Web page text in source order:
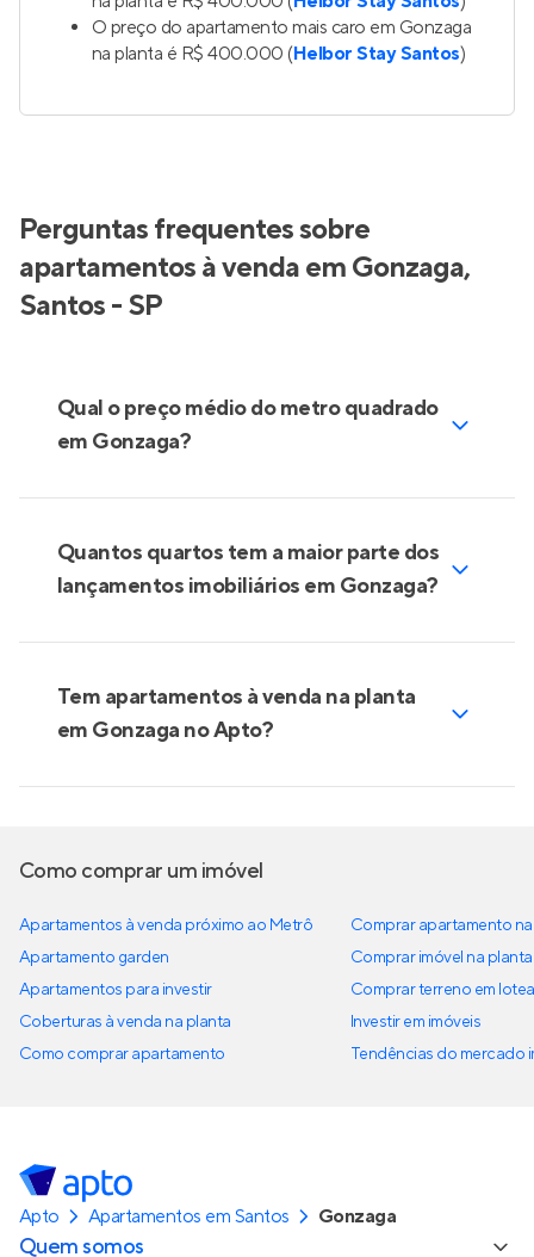
O preço do apartamento mais caro em Gonzaga
na planta é R$ 400.000 (Helbor Stay Santos)
Perguntas frequentes sobre
apartamentos à venda em Gonzaga,
Santos - SP
Qual o preço médio do metro quadrado
em Gonzaga?
Quantos quartos tem a maior parte dos
lançamentos imobiliários em Gonzaga?
Tem apartamentos à venda na planta
em Gonzaga no Apto?
Como comprar um imóvel
Apartamentos à venda próximo ao Metrô
Apartamento garden
Apartamentos para investir
Coberturas à venda na planta
Como comprar apartamento
Comprar apartamento
Comprar imóvel na planta
Comprar terreno em
Investir em imóveis
Tendências do mercado
Apto Apartamentos em Santos Gonzaga
Quem somos